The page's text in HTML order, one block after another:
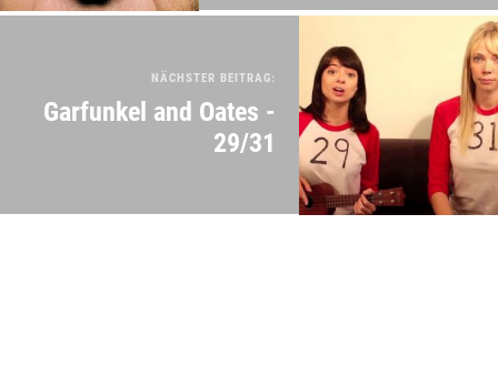
NÄCHSTER BEITRAG:
Garfunkel and Oates -
29/31